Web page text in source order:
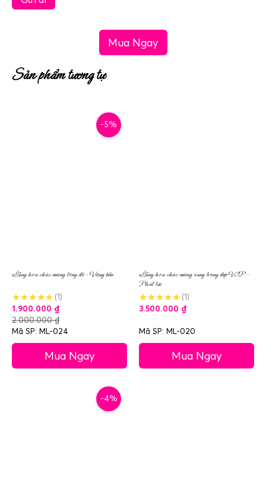
Mua Ngay
Sản phẩm tương tự
-5%
Lẵng hoa chúc mừng tông đỏ – Vững bền
(1)
1.900.000 ₫
2.000.000₫
Mã SP: ML-024
Mua Ngay
Lẵng hoa chúc mừng sang trọng đẹp VIP –
Phát tài
(1)
3.500.000 ₫
Mã SP: ML-020
Mua Ngay
-4%